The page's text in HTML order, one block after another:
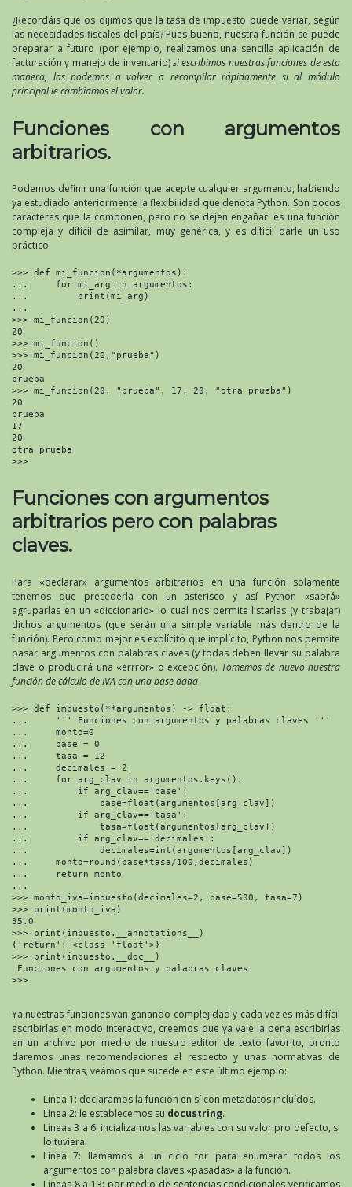
¿Recordáis que os dijimos que la tasa de impuesto puede variar, según
las necesidades fiscales del país? Pues bueno, nuestra función se puede
preparar a futuro (por ejemplo, realizamos una sencilla aplicación de
facturación y manejo de inventario)si escribimos nuestras funciones de esta
manera, las podemos a volver a recompilar rápidamente si al módulo
principal le cambiamos el valor.
Funciones con argumentos
arbitrarios.
Podemos definir una función que acepte cualquier argumento, habiendo
ya estudiado anteriormente la flexibilidad que denota Python. Son pocos
caracteres que la componen, pero no se dejen engañar: es una función
compleja y difícil de asimilar, muy genérica, y es difícil darle un uso
práctico:
>>> def mi_funcion(*argumentos):
...     for mi_arg in argumentos:
...         print(mi_arg)
...
>>> mi_funcion(20)
20
>>> mi_funcion()
>>> mi_funcion(20,"prueba")
20
prueba
>>> mi_funcion(20, "prueba", 17, 20, "otra prueba")
20
prueba
17
20
otra prueba
>>>
Funciones con argumentos
arbitrarios pero con palabras
claves.
Para «declarar» argumentos arbitrarios en una función solamente
tenemos que precederla con un asterisco y así Python «sabrá»
agruparlas en un «diccionario» lo cual nos permite listarlas (y trabajar)
dichos argumentos (que serán una simple variable más dentro de la
función). Pero como mejor es explícito que implícito, Python nos permite
pasar argumentos con palabras claves (y todas deben llevar su palabra
clave o producirá una «errror» o excepción). Tomemos de nuevo nuestra
función de cálculo de IVA con una base dada
>>> def impuesto(**argumentos) -> float:
...     ''' Funciones con argumentos y palabras claves '''
...     monto=0
...     base = 0
...     tasa = 12
...     decimales = 2
...     for arg_clav in argumentos.keys():
...         if arg_clav=='base':
...             base=float(argumentos[arg_clav])
...         if arg_clav=='tasa':
...             tasa=float(argumentos[arg_clav])
...         if arg_clav=='decimales':
...             decimales=int(argumentos[arg_clav])
...     monto=round(base*tasa/100,decimales)
...     return monto
...
>>> monto_iva=impuesto(decimales=2, base=500, tasa=7)
>>> print(monto_iva)
35.0
>>> print(impuesto.__annotations__)
{'return': <class 'float'>}
>>> print(impuesto.__doc__)
Funciones con argumentos y palabras claves
>>>
Ya nuestras funciones van ganando complejidad y cada vez es más difícil
escribirlas en modo interactivo, creemos que ya vale la pena escribirlas
en un archivo por medio de nuestro editor de texto favorito, pronto
daremos unas recomendaciones al respecto y unas normativas de
Python. Mientras, veámos que sucede en este último ejemplo:
Línea 1: declaramos la función en sí con metadatos incluídos.
Línea 2: le establecemos su docustring.
Líneas 3 a 6: incializamos las variables con su valor pro defecto, si
lo tuviera.
Línea 7: llamamos a un ciclo for para enumerar todos los
argumentos con palabra claves «pasadas» a la función.
Líneas 8 a 13: por medio de sentencias condicionales verificamos